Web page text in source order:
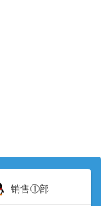
销售①部